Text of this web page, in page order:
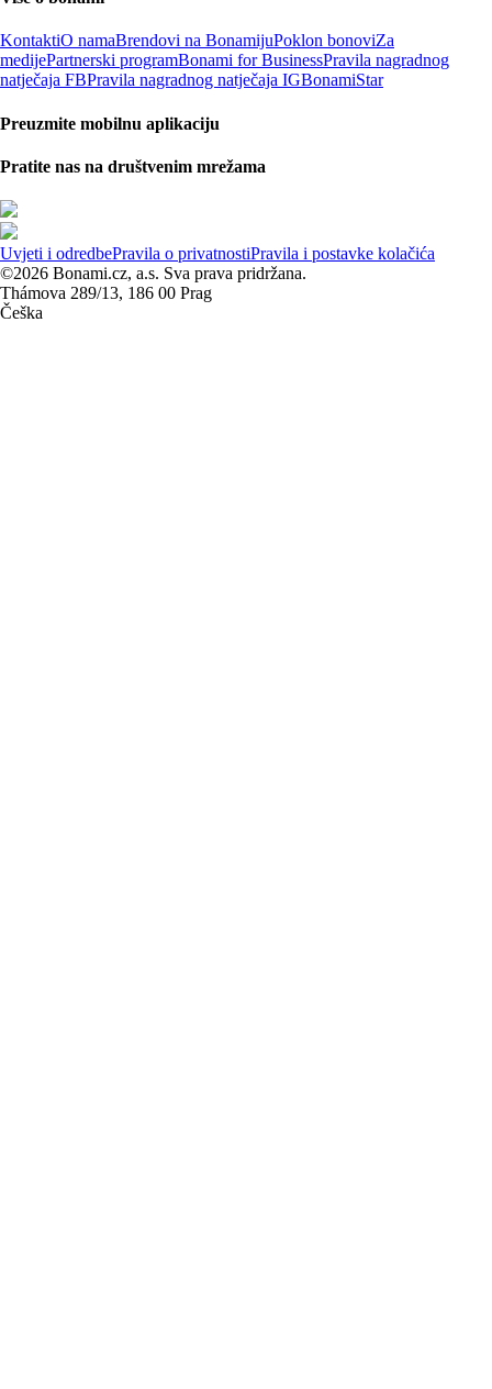
KontaktiO namaBrendovi na BonamijuPoklon bonoviZa
medijePartnerski programBonami for BusinessPravila nagradnog
natječaja FBPravila nagradnog natječaja IGBonamiStar
Preuzmite mobilnu aplikaciju
Pratite nas na društvenim mrežama
Uvjeti i odredbePravila o privatnostiPravila i postavke kolačića
©2026 Bonami.cz, a.s. Sva prava pridržana.
Thámova 289/13, 186 00 Prag
Češka